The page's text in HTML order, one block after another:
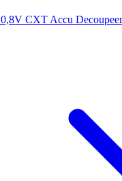
CXT Accu